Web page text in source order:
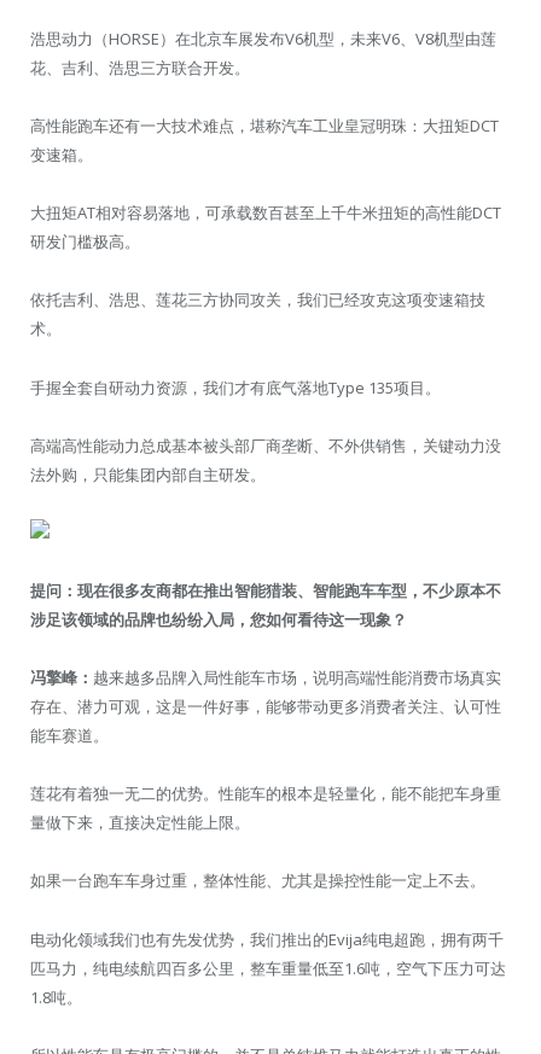
浩思动力（HORSE）在北京车展发布V6机型，未来V6、V8机型由莲
花、吉利、浩思三方联合开发。
高性能跑车还有一大技术难点，堪称汽车工业皇冠明珠：大扭矩DCT
变速箱。
大扭矩AT相对容易落地，可承载数百甚至上千牛米扭矩的高性能DCT
研发门槛极高。
依托吉利、浩思、莲花三方协同攻关，我们已经攻克这项变速箱技
术。
手握全套自研动力资源，我们才有底气落地Type 135项目。
高端高性能动力总成基本被头部厂商垄断、不外供销售，关键动力没
法外购，只能集团内部自主研发。
提问：现在很多友商都在推出智能猎装、智能跑车车型，不少原本不
涉足该领域的品牌也纷纷入局，您如何看待这一现象？
冯擎峰： 越来越多品牌入局性能车市场，说明高端性能消费市场真实
存在、潜力可观，这是一件好事，能够带动更多消费者关注、认可性
能车赛道。
莲花有着独一无二的优势。性能车的根本是轻量化，能不能把车身重
量做下来，直接决定性能上限。
如果一台跑车车身过重，整体性能、尤其是操控性能一定上不去。
电动化领域我们也有先发优势，我们推出的Evija纯电超跑，拥有两千
匹马力，纯电续航四百多公里，整车重量低至1.6吨，空气下压力可达
1.8吨。